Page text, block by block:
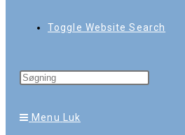
Toggle Website Search
Menu Luk